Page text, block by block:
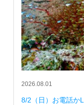
2026.08.01
8/2（日）お電話か